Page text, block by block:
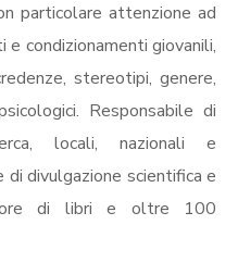
particolare attenzione ad
condizionamenti giovanili,
stereotipi, genere,
Responsabile di
locali, nazionali e
di divulgazione scientifica e
di libri e oltre 100